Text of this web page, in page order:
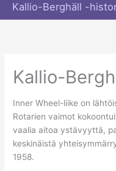
Kallio-Berghäll -
Kallio-
Inner Wheel-liike on
Rotarien vaimot
vaalia aitoa ystävyyttä,
keskinäistä
1958.